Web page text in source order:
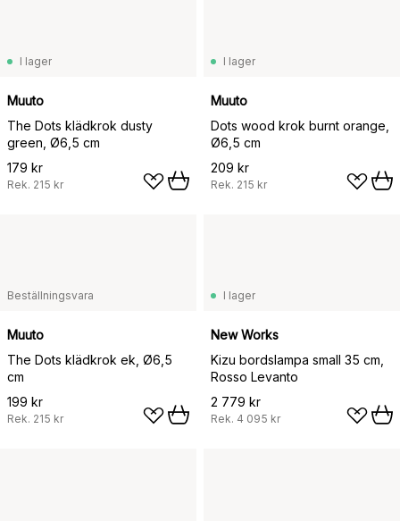
I lager
Muuto
The Dots klädkrok dusty
green, Ø6,5 cm
179 kr
Rek. 215 kr
I lager
Muuto
Dots wood krok burnt orange,
Ø6,5 cm
209 kr
Rek. 215 kr
Beställningsvara
Muuto
The Dots klädkrok ek, Ø6,5
cm
199 kr
Rek. 215 kr
I lager
New Works
Kizu bordslampa small 35 cm,
Rosso Levanto
2 779 kr
Rek. 4 095 kr